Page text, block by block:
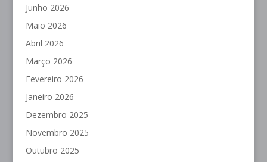
Junho 2026
Maio 2026
Abril 2026
Março 2026
Fevereiro 2026
Janeiro 2026
Dezembro 2025
Novembro 2025
Outubro 2025